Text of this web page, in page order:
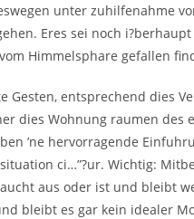
unter zuhilfenahme
Eres sei noch i?berhaupt
Himmelsphare gefallen
Gesten, entsprechend dies
dies Wohnung raumen des
’ne hervorragende
ci…”?ur. Wichtig:
aus oder ist und bleibt
bleibt es gar kein idealer